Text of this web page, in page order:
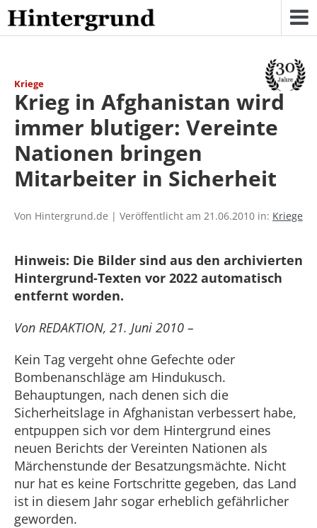
Skip
to
content
Kriege
Krieg in Afghanistan wird
immer blutiger: Vereinte
Nationen bringen
Mitarbeiter in Sicherheit
Von Hintergrund.de | Veröffentlicht am 21.06.2010 in: Kriege
Hinweis: Die Bilder sind aus den archivierten
Hintergrund-Texten vor 2022 automatisch
entfernt worden.
Von REDAKTION, 21. Juni 2010 –
Kein Tag vergeht ohne Gefechte oder
Bombenanschläge am Hindukusch.
Behauptungen, nach denen sich die
Sicherheitslage in Afghanistan verbessert habe,
entpuppen sich vor dem Hintergrund eines
neuen Berichts der Vereinten Nationen als
Märchenstunde der Besatzungsmächte. Nicht
nur hat es keine Fortschritte gegeben, das Land
ist in diesem Jahr sogar erheblich gefährlicher
geworden.